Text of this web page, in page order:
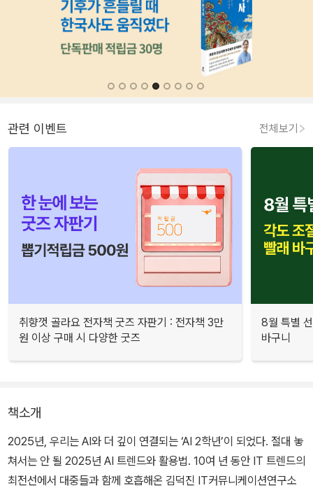
관련 이벤트 전체보기
취향껏 골라요 전자책 굿즈 자판기 : 전자책 3만
원 이상 구매 시 다양한 굿즈
8월 특별
바구니
책소개
2025년, 우리는 AI와 더 깊이 연결되는 ‘AI 2학년’이 되었다. 절대 놓
쳐서는 안 될 2025년 AI 트렌드와 활용법. 10여 년 동안 IT 트렌드의
최전선에서 대중들과 함께 호흡해온 김덕진 IT커뮤니케이션연구소